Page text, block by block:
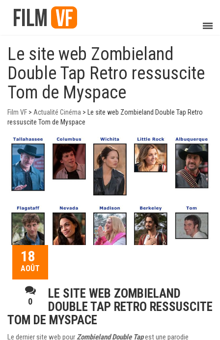
Le site web Zombieland
Double Tap Retro ressuscite
Tom de Myspace
Film VF > Actualité Cinéma >
Le site web Zombieland Double Tap Retro
ressuscite Tom de Myspace
18
AOÛT
0
LE SITE WEB ZOMBIELAND
DOUBLE TAP RETRO RESSUSCITE
TOM DE MYSPACE
Le dernier site web pourZombieland Double Tapest une parodie